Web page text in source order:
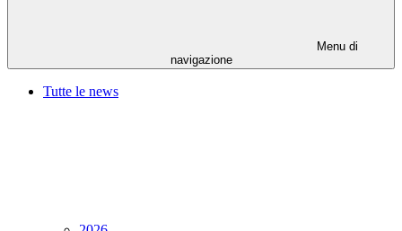
Menu di
navigazione
Tutte le news